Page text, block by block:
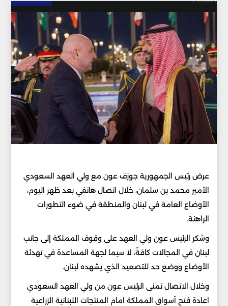
عرض رئيس الجمهورية جوزف عون مع ولي العهد السعودي
الأمير محمد بن سلمان، خلال اتصال هاتفي بعد ظهر اليوم،
الأوضاع العامة في لبنان والمنطقة في ضوء التطورات
الراهنة.
وشكر الرئيس عون ولي العهد على وقوف المملكة إلى جانب
لبنان في المجالات كافةً، لا سيما لجهة المساعدة في تهدئة
الأوضاع ووضع حد للتصعيد الذي يشهده لبنان.
وخلال الاتصال تمنى الرئيس عون من ولي العهد السعودي
اعادة فتح أسواق المملكة امام المنتجات اللبنانية الزراعية